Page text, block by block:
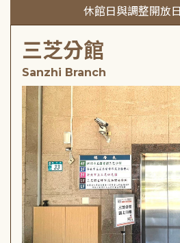
休館日與調整開放
三芝分館
Sanzhi Branch